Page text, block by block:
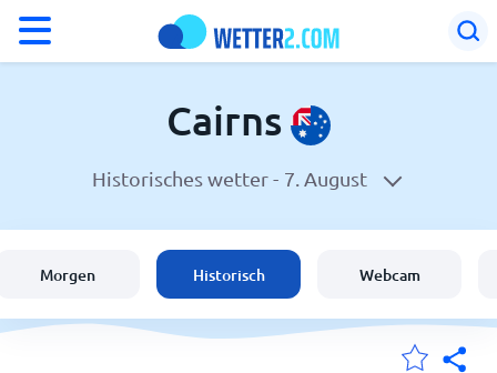
Wetter in Cairns
Schweiz
Cairns
Historisches wetter - 7. August
Morgen Historisch Webcam